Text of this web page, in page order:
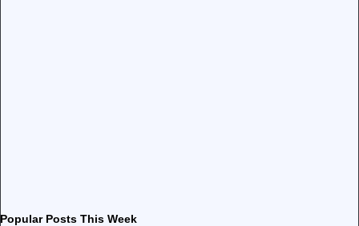
Popular Posts This Week